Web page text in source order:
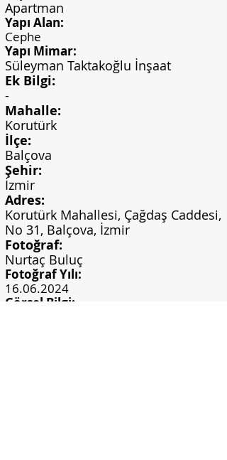
Apartman
Yapı Alan:
Cephe
Yapı Mimar:
Süleyman Taktakoğlu İnşaat
Ek Bilgi:
-
Mahalle:
Korutürk
İlçe:
Balçova
Şehir:
İzmir
Adres:
Korutürk Mahallesi, Çağdaş Caddesi,
No 31, Balçova, İzmir
Fotoğraf:
Nurtaç Buluç
Fotoğraf Yılı:
16.06.2024
Görsel Bilgi: